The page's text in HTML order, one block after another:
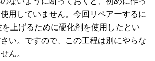
用していません。今回リペアーするに
上げるために硬化剤を使用したとい
い。ですので、この工程は別にやらな
ん。